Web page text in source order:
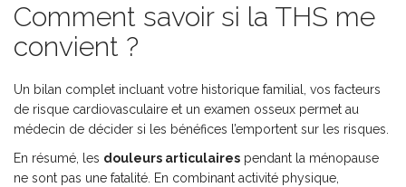
Comment savoir si la THS me
convient ?
Un bilan complet incluant votre historique familial, vos facteurs
de risque cardiovasculaire et un examen osseux permet au
médecin de décider si les bénéfices l’emportent sur les risques.
En résumé, les douleurs articulaires pendant la ménopause
ne sont pas une fatalité. En combinant activité physique,